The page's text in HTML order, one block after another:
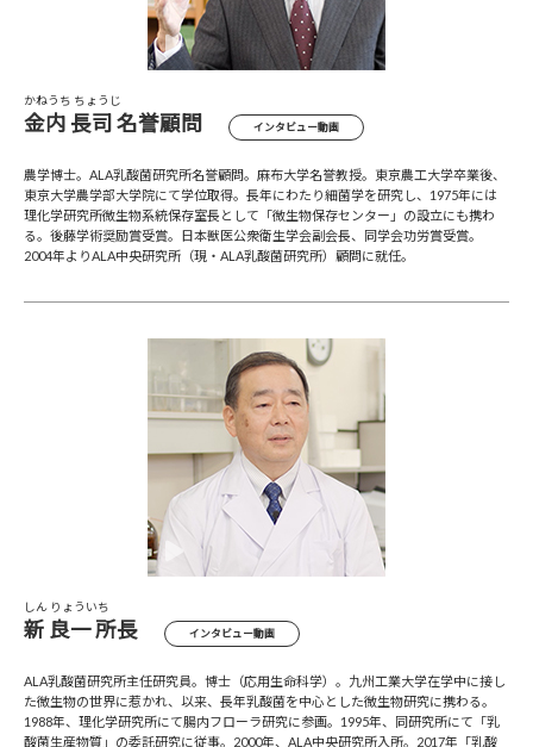
かねうち ちょうじ
金内 長司 名誉顧問 インタビュー動画
農学博士。ALA乳酸菌研究所名誉顧問。麻布大学名誉教授。東京農工大学卒業後、
東京大学農学部大学院にて学位取得。長年にわたり細菌学を研究し、1975年には
理化学研究所微生物系統保存室長として「微生物保存センター」の設立にも携わ
る。後藤学術奨励賞受賞。日本獣医公衆衛生学会副会長、同学会功労賞受賞。
2004年よりALA中央研究所（現・ALA乳酸菌研究所）顧問に就任。
しん りょういち
新 良一 所長 インタビュー動画
ALA乳酸菌研究所主任研究員。博士（応用生命科学）。九州工業大学在学中に接し
た微生物の世界に惹かれ、以来、長年乳酸菌を中心とした微生物研究に携わる。
1988年、理化学研究所にて腸内フローラ研究に参画。1995年、同研究所にて「乳
酸菌生産物質」の委託研究に従事。2000年、ALA中央研究所入所。2017年「乳酸